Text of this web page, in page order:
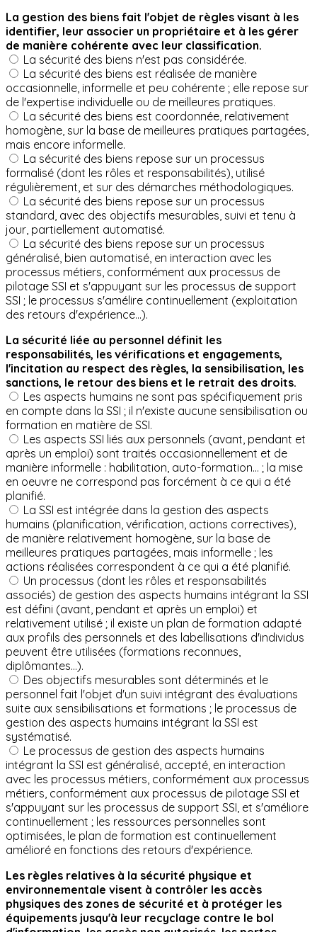
La gestion des biens fait l'objet de règles visant à les
identifier, leur associer un propriétaire et à les gérer
de manière cohérente avec leur classification.
La sécurité des biens n'est pas considérée.
La sécurité des biens est réalisée de manière
occasionnelle, informelle et peu cohérente ; elle repose sur
de l'expertise individuelle ou de meilleures pratiques.
La sécurité des biens est coordonnée, relativement
homogène, sur la base de meilleures pratiques partagées,
mais encore informelle.
La sécurité des biens repose sur un processus
formalisé (dont les rôles et responsabilités), utilisé
régulièrement, et sur des démarches méthodologiques.
La sécurité des biens repose sur un processus
standard, avec des objectifs mesurables, suivi et tenu à
jour, partiellement automatisé.
La sécurité des biens repose sur un processus
généralisé, bien automatisé, en interaction avec les
processus métiers, conformément aux processus de
pilotage SSI et s'appuyant sur les processus de support
SSI ; le processus s'amélire continuellement (exploitation
des retours d'expérience...).
La sécurité liée au personnel définit les
responsabilités, les vérifications et engagements,
l'incitation au respect des règles, la sensibilisation, les
sanctions, le retour des biens et le retrait des droits.
Les aspects humains ne sont pas spécifiquement pris
en compte dans la SSI ; il n'existe aucune sensibilisation ou
formation en matière de SSI.
Les aspects SSI liés aux personnels (avant, pendant et
après un emploi) sont traités occasionnellement et de
manière informelle : habilitation, auto-formation... ; la mise
en oeuvre ne correspond pas forcément à ce qui a été
planifié.
La SSI est intégrée dans la gestion des aspects
humains (planification, vérification, actions correctives),
de manière relativement homogène, sur la base de
meilleures pratiques partagées, mais informelle ; les
actions réalisées correspondent à ce qui a été planifié.
Un processus (dont les rôles et responsabilités
associés) de gestion des aspects humains intégrant la SSI
est défini (avant, pendant et après un emploi) et
relativement utilisé ; il existe un plan de formation adapté
aux profils des personnels et des labellisations d'individus
peuvent être utilisées (formations reconnues,
diplômantes...).
Des objectifs mesurables sont déterminés et le
personnel fait l'objet d'un suivi intégrant des évaluations
suite aux sensibilisations et formations ; le processus de
gestion des aspects humains intégrant la SSI est
systématisé.
Le processus de gestion des aspects humains
intégrant la SSI est généralisé, accepté, en interaction
avec les processus métiers, conformément aux processus
métiers, conformément aux processus de pilotage SSI et
s'appuyant sur les processus de support SSI, et s'améliore
continuellement ; les ressources personnelles sont
optimisées, le plan de formation est continuellement
amélioré en fonctions des retours d'expérience.
Les règles relatives à la sécurité physique et
environnementale visent à contrôler les accès
physiques des zones de sécurité et à protéger les
équipements jusqu'à leur recyclage contre le bol